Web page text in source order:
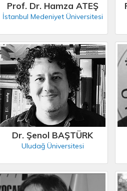
Prof. Dr. Hamza ATEŞ
İstanbul Medeniyet Üniversitesi
Dr. Şenol BAŞTÜRK
Uludağ Üniversitesi